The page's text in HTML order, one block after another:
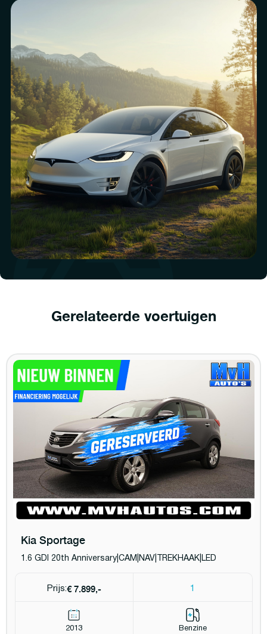
Gerelateerde voertuigen
Kia Sportage
1.6 GDI 20th Anniversary|CAM|NAV|TREKHAAK|LED
Prijs:€ 7.899,- 1
2013 Benzine